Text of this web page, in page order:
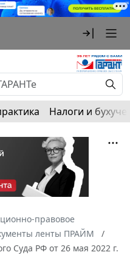
Налоги и
правовое
ленты ПРАЙМ
Суда РФ от 26 мая 2022 г.